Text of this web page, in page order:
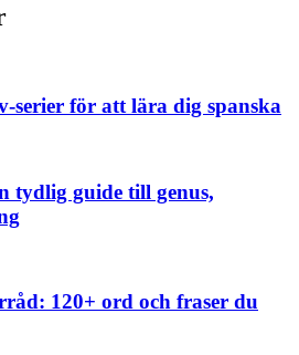
serier för att lära dig spanska
tydlig guide till genus,
120+ ord och fraser du